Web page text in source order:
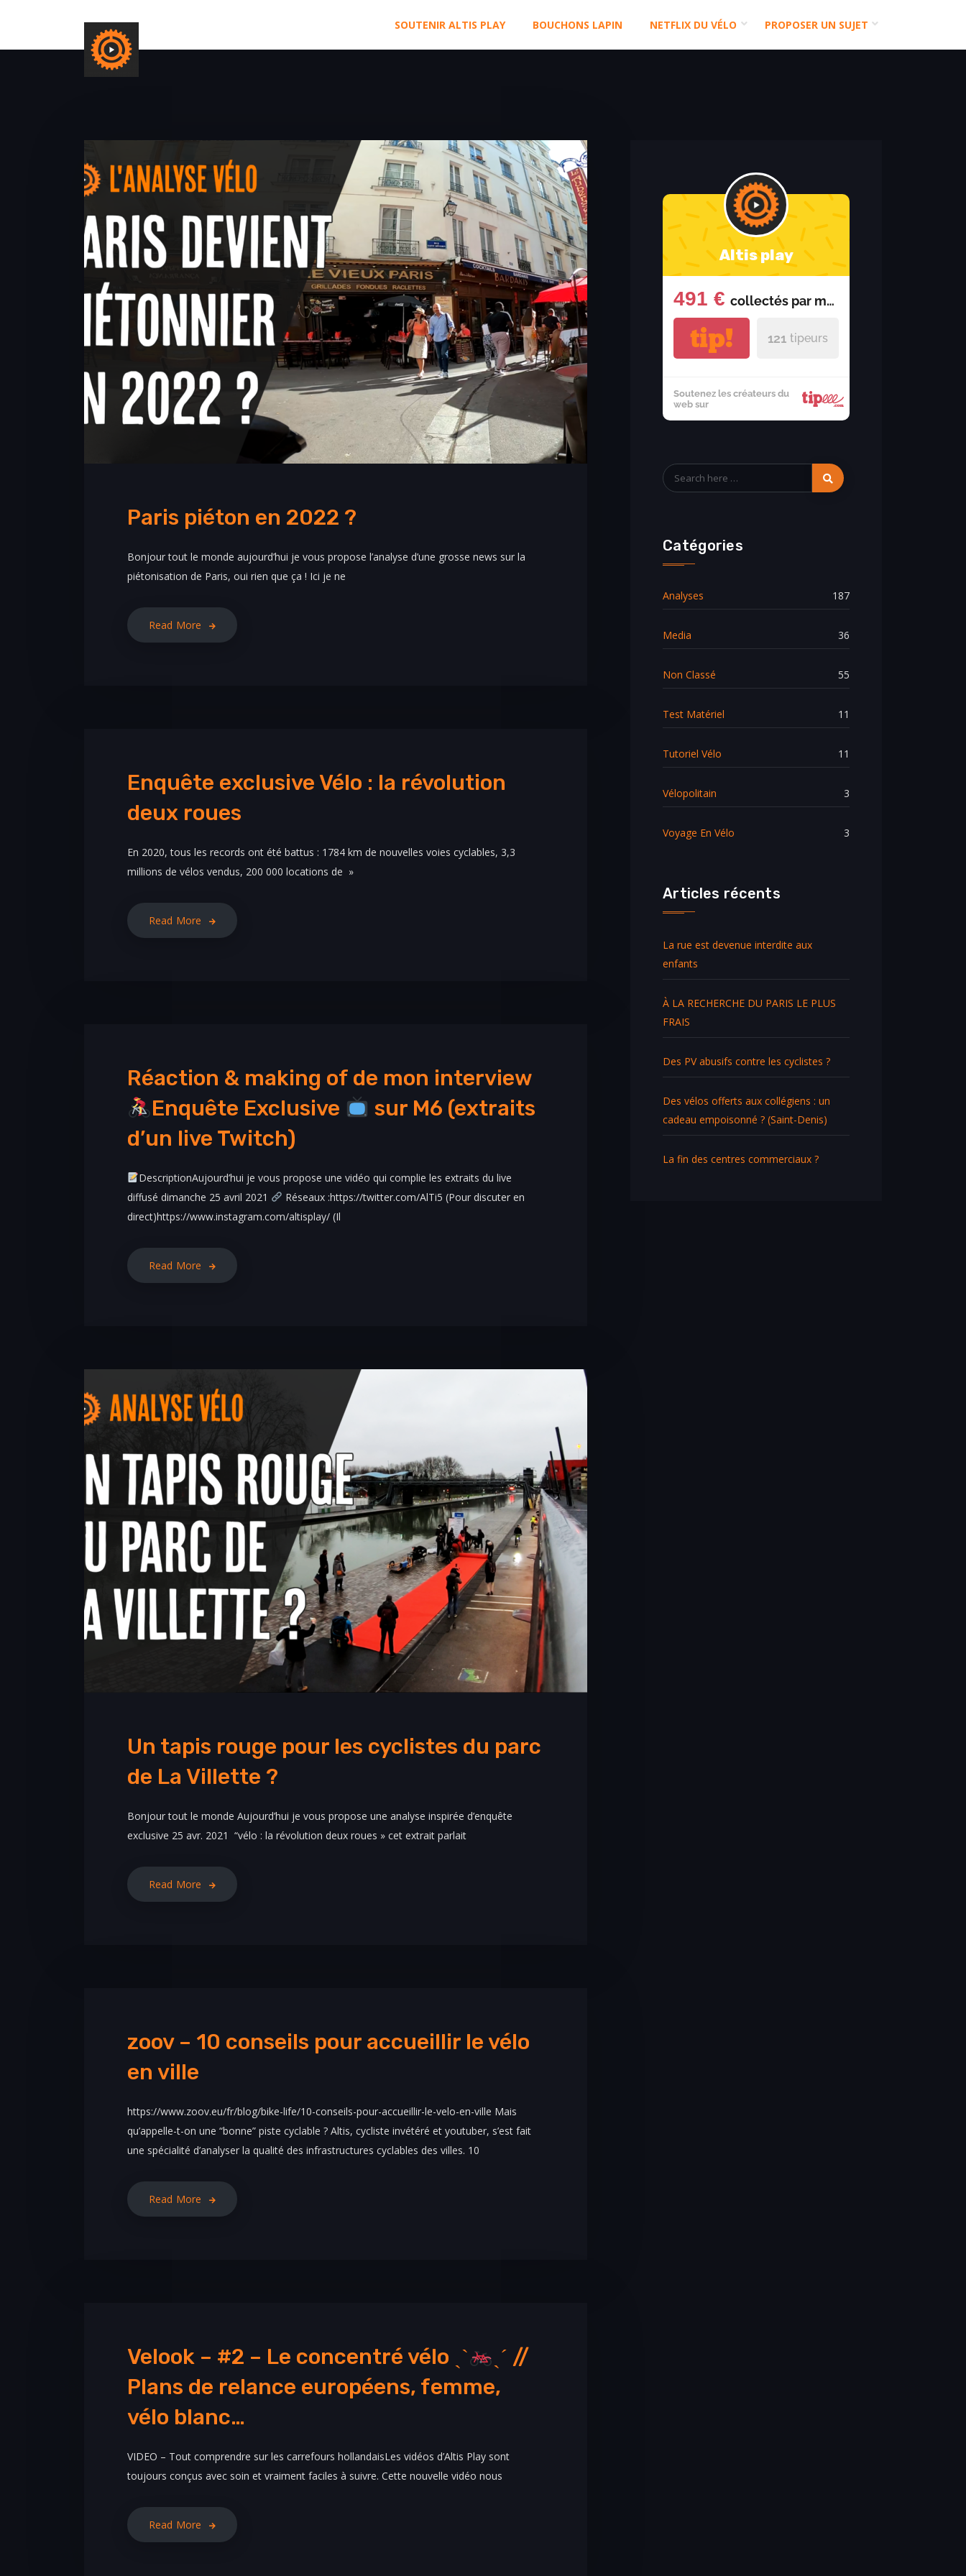
SOUTENIR ALTIS PLAY BOUCHONS LAPIN NETFLIX DU VÉLO PROPOSER UN SUJET
Paris piéton en 2022 ?
Bonjour tout le monde aujourd’hui je vous propose l’analyse d’une grosse news sur la
piétonisation de Paris, oui rien que ça ! Ici je ne
Read More
Enquête exclusive Vélo : la révolution
deux roues
En 2020, tous les records ont été battus : 1784 km de nouvelles voies cyclables, 3,3
millions de vélos vendus, 200 000 locations de »
Read More
Réaction & making of de mon interview
Enquête Exclusive
sur M6 (extraits
d’un live Twitch)
DescriptionAujourd’hui je vous propose une vidéo qui complie les extraits du live
diffusé dimanche 25 avril 2021
Réseaux :https://twitter.com/AlTi5 (Pour discuter en
direct)https://www.instagram.com/altisplay/ (Il
Read More
Un tapis rouge pour les cyclistes du parc
de La Villette ?
Bonjour tout le monde Aujourd’hui je vous propose une analyse inspirée d’enquête
exclusive 25 avr. 2021 “vélo : la révolution deux roues » cet extrait parlait
Read More
zoov – 10 conseils pour accueillir le vélo
en ville
https://www.zoov.eu/fr/blog/bike-life/10-conseils-pour-accueillir-le-velo-en-ville Mais
qu’appelle-t-on une “bonne” piste cyclable ? Altis, cycliste invétéré et youtuber, s’est fait
une spécialité d’analyser la qualité des infrastructures cyclables des villes. 10
Read More
Velook – #2 – Le concentré vélo ˏˋ
ˎˊ //
Plans de relance européens, femme,
vélo blanc…
VIDEO – Tout comprendre sur les carrefours hollandaisLes vidéos d’Altis Play sont
toujours conçus avec soin et vraiment faciles à suivre. Cette nouvelle vidéo nous
Read More
Altis play
491 € collectés par mois
tip! 121 tipeurs
Soutenez les créateurs du
web sur
Catégories
Analyses 187
Media 36
Non Classé 55
Test Matériel 11
Tutoriel Vélo 11
Vélopolitain 3
Voyage En Vélo 3
Articles récents
La rue est devenue interdite aux
enfants
À LA RECHERCHE DU PARIS LE PLUS
FRAIS
Des PV abusifs contre les cyclistes ?
Des vélos offerts aux collégiens : un
cadeau empoisonné ? (Saint-Denis)
La fin des centres commerciaux ?